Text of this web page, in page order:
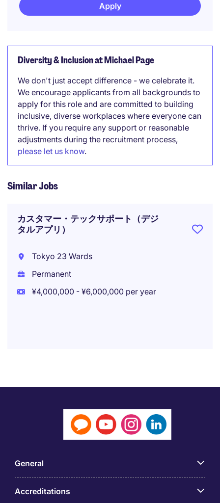
Apply
Diversity & Inclusion at Michael Page
We don't just accept difference - we celebrate it.
We encourage applicants from all backgrounds to
apply for this role and are committed to building
inclusive, diverse workplaces where everyone can
thrive. If you require any support or reasonable
adjustments during the recruitment process,
please let us know.
Similar Jobs
カスタマー・テックサポート（デジ
タルアプリ）
Tokyo 23 Wards
Permanent
¥4,000,000 - ¥6,000,000 per year
General
Accreditations